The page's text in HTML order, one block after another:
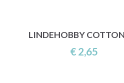
LINDEHOBBY
€ 2,65